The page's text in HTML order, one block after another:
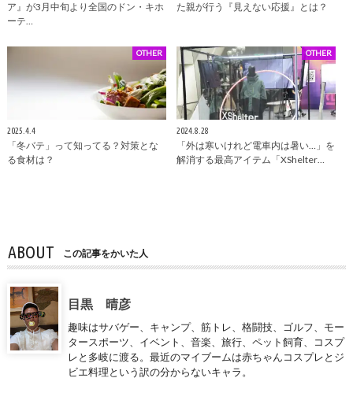
ア』が3月中旬より全国のドン・キホ
ーテ…
た親が行う『見えない応援』とは？
OTHER
2025.4.4
「冬バテ」って知ってる？対策とな
る食材は？
OTHER
2024.8.28
「外は寒いけれど電車内は暑い…」を
解消する最高アイテム「XShelter…
ABOUT この記事をかいた人
目黒 晴彦
趣味はサバゲー、キャンプ、筋トレ、格闘技、ゴルフ、モー
タースポーツ、イベント、音楽、旅行、ペット飼育、コスプ
レと多岐に渡る。最近のマイブームは赤ちゃんコスプレとジ
ビエ料理という訳の分からないキャラ。